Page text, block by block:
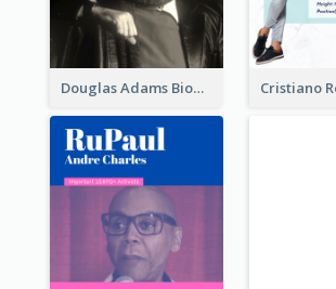
Douglas Adams Biography